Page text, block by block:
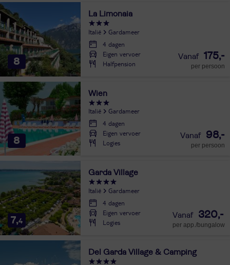
8
La Limonaia
Italië
Gardameer
4 dagen
Eigen vervoer
Halfpension
175,-
per persoon
8
Wien
Italië
Gardameer
4 dagen
Eigen vervoer
Logies
98,-
per persoon
7,4
Garda Village
Italië
Gardameer
4 dagen
Eigen vervoer
Logies
320,-
per app./bungalow
Del Garda Village & Camping